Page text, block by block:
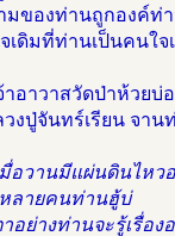
มของท่านถูกองค์ท่
เดิมที่ท่านเป็นคนใจ
าอาวาสวัดป่าห้วย
วงปู่จันทร์เรียน จา
มื่อวานมีแผ่นดินไห
ลายคนท่านฮู้บ่
อย่างท่านจะรู้เรื่อง